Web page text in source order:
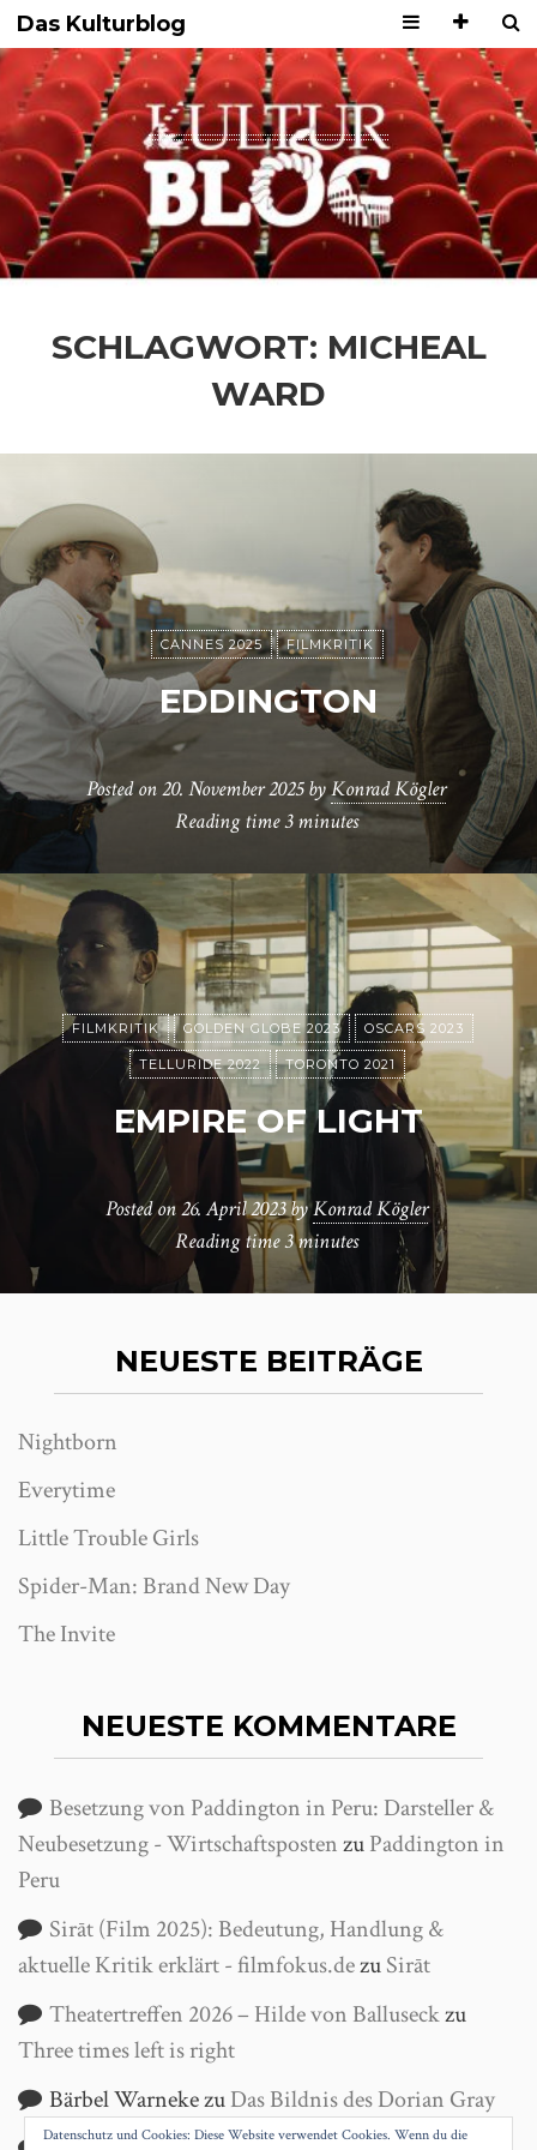
Das Kulturblog
SCHLAGWORT: MICHEAL
WARD
CANNES 2025 FILMKRITIK
EDDINGTON
Posted on20. November 2025 byKonrad Kögler
Reading time3 minutes
FILMKRITIK GOLDEN GLOBE 2023 OSCARS 2023
TELLURIDE 2022 TORONTO 2021
EMPIRE OF LIGHT
Posted on26. April 2023byKonrad Kögler
Reading time3 minutes
NEUESTE BEITRÄGE
Nightborn
Everytime
Little Trouble Girls
Spider-Man: Brand New Day
The Invite
NEUESTE KOMMENTARE
Besetzung von Paddington in Peru: Darsteller &
Neubesetzung - WirtschaftspostenzuPaddington in
Peru
Sirāt (Film 2025): Bedeutung, Handlung &
aktuelle Kritik erklärt - filmfokus.dezuSirāt
Theatertreffen 2026 – Hilde von Balluseckzu
Three times left is right
Bärbel WarnekezuDas Bildnis des Dorian Gray
Datenschutz und Cookies: Diese Website verwendet Cookies. Wenn du die